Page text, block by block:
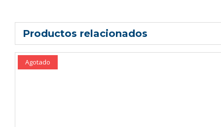
Productos relacionados
Agotado